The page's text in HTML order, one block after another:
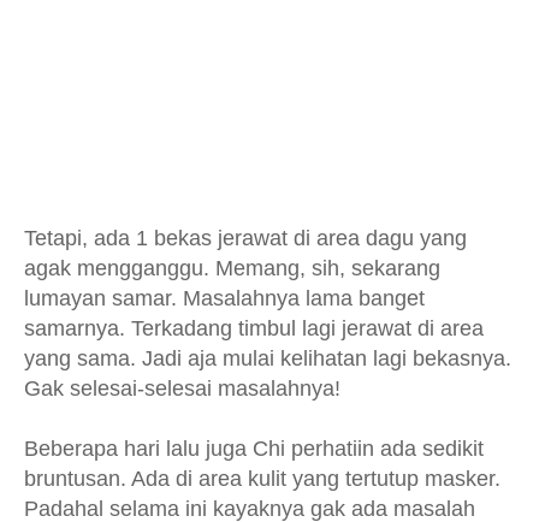
Tetapi, ada 1 bekas jerawat di area dagu yang
agak mengganggu. Memang, sih, sekarang
lumayan samar. Masalahnya lama banget
samarnya. Terkadang timbul lagi jerawat di area
yang sama. Jadi aja mulai kelihatan lagi bekasnya.
Gak selesai-selesai masalahnya!
Beberapa hari lalu juga Chi perhatiin ada sedikit
bruntusan. Ada di area kulit yang tertutup masker.
Padahal selama ini kayaknya gak ada masalah